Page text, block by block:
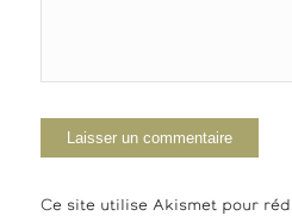
Ce site utilise Akismet pour